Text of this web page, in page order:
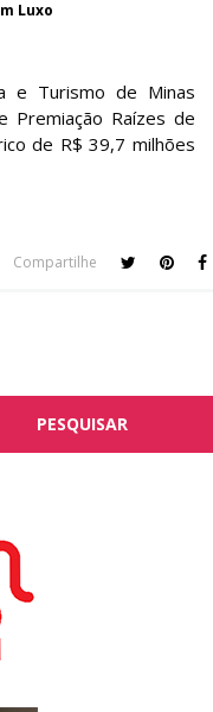
Luxo
e Turismo de Minas
Premiação Raízes de
de R$ 39,7 milhões
Compartilhe
PESQUISAR